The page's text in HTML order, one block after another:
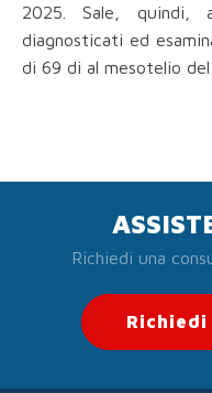
2025. Sale, quindi,
diagnosticati ed
di 69 di al mesotelio del
Richiedi una
Richiedi